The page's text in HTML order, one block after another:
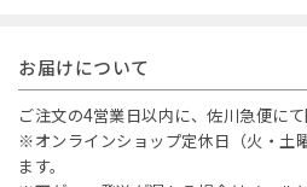
お届けについて
ご注文の4営業日以内に、佐川急便にて
※オンラインショップ定休日（火・土
ます。